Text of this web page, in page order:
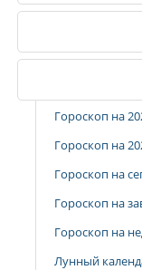
Гороскоп на
Гороскоп на
Гороскоп на
Гороскоп на
Гороскоп на
Лунный